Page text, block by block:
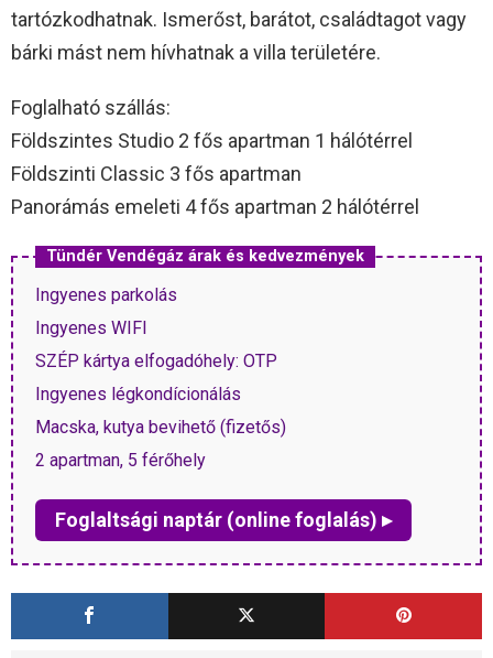
tartózkodhatnak. Ismerőst, barátot, családtagot vagy
bárki mást nem hívhatnak a villa területére.
Foglalható szállás:
Földszintes Studio 2 fős apartman 1 hálótérrel
Földszinti Classic 3 fős apartman
Panorámás emeleti 4 fős apartman 2 hálótérrel
Tündér Vendégáz árak és kedvezmények
Ingyenes parkolás
Ingyenes WIFI
SZÉP kártya elfogadóhely: OTP
Ingyenes légkondícionálás
Macska, kutya bevihető (fizetős)
2 apartman, 5 férőhely
Foglaltsági naptár (online foglalás) ▸